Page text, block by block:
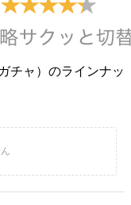
チャ）のラインナッ